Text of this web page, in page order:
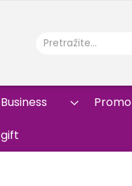
Business
gift
Promo